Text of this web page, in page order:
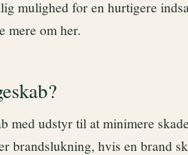
mulighed for en hurtigere
mere om her.
med udstyr til at minimere
brandslukning, hvis en brand